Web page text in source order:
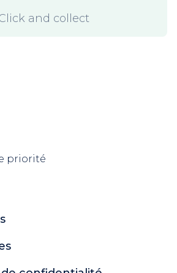
and collect
priorité